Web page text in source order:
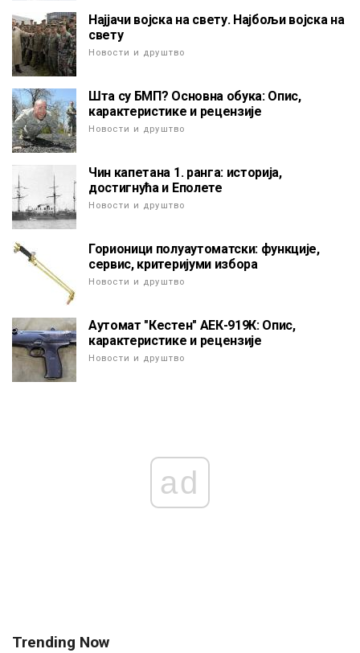
Најјачи војска на свету. Најбољи војска на
свету
Новости и друштво
Шта су БМП? Основна обука: Опис,
карактеристике и рецензије
Новости и друштво
Чин капетана 1. ранга: историја,
достигнућа и Еполете
Новости и друштво
Горионици полуаутоматски: функције,
сервис, критеријуми избора
Новости и друштво
Аутомат "Кестен" АЕК-919К: Опис,
карактеристике и рецензије
Новости и друштво
ad
Trending Now